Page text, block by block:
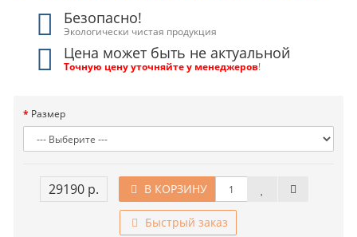
Безопасно!
Экологически чистая продукция
Цена может быть не актуальной
Точную цену уточняйте у менеджеров!
Размер
29190 р. В КОРЗИНУ
Быстрый заказ